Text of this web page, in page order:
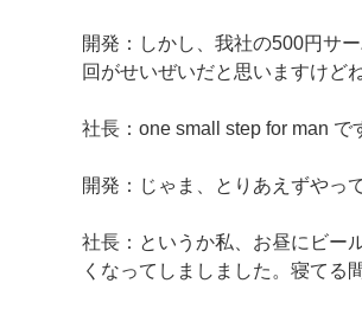
開発：しかし、我社の500円サ
回がせいぜいだと思いますけどね
社長：one small step for man で
開発：じゃま、とりあえずやっ
社長：というか私、お昼にビー
くなってしましました。寝てる